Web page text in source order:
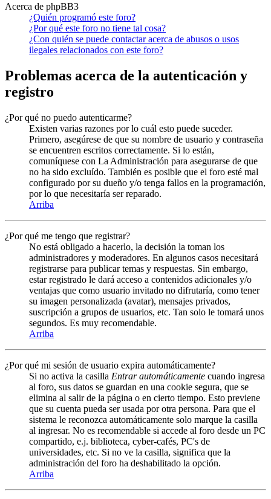
Acerca de phpBB3
¿Quién programó este foro?
¿Por qué este foro no tiene tal cosa?
¿Con quién se puede contactar acerca de abusos o usos
ilegales relacionados con este foro?
Problemas acerca de la autenticación y
registro
¿Por qué no puedo autenticarme?
Existen varias razones por lo cuál esto puede suceder.
Primero, asegúrese de que su nombre de usuario y contraseña
se encuentren escritos correctamente. Si lo están,
comuníquese con La Administración para asegurarse de que
no ha sido excluído. También es posible que el foro esté mal
configurado por su dueño y/o tenga fallos en la programación,
por lo que necesitaría ser reparado.
Arriba
¿Por qué me tengo que registrar?
No está obligado a hacerlo, la decisión la toman los
administradores y moderadores. En algunos casos necesitará
registrarse para publicar temas y respuestas. Sin embargo,
estar registrado le dará acceso a contenidos adicionales y/o
ventajas que como usuario invitado no difrutaría, como tener
su imagen personalizada (avatar), mensajes privados,
suscripción a grupos de usuarios, etc. Tan solo le tomará unos
segundos. Es muy recomendable.
Arriba
¿Por qué mi sesión de usuario expira automáticamente?
Si no activa la casilla Entrar automáticamente cuando ingresa
al foro, sus datos se guardan en una cookie segura, que se
elimina al salir de la página o en cierto tiempo. Esto previene
que su cuenta pueda ser usada por otra persona. Para que el
sistema le reconozca automáticamente solo marque la casilla
al ingresar. No es recomendable si accede al foro desde un PC
compartido, e.j. biblioteca, cyber-cafés, PC's de
universidades, etc. Si no ve la casilla, significa que la
administración del foro ha deshabilitado la opción.
Arriba